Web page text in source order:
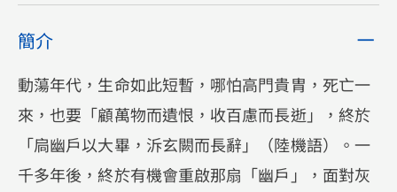
簡介
動蕩年代，生命如此短暫，哪怕高門貴胄，死亡一
來，也要「顧萬物而遺恨，收百慮而長逝」，終於
「扃幽戶以大畢，泝玄闕而長辭」（陸機語）。一
千多年後，終於有機會重啟那扇「幽戶」，面對灰